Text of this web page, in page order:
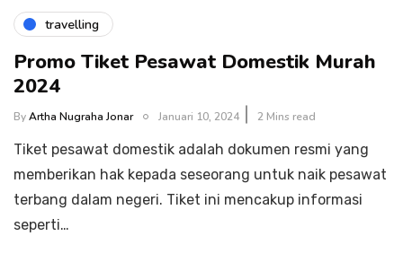
travelling
Promo Tiket Pesawat Domestik Murah
2024
ByArtha Nugraha Jonar Januari 10, 2024 2 Mins read
Tiket pesawat domestik adalah dokumen resmi yang
memberikan hak kepada seseorang untuk naik pesawat
terbang dalam negeri. Tiket ini mencakup informasi
seperti…